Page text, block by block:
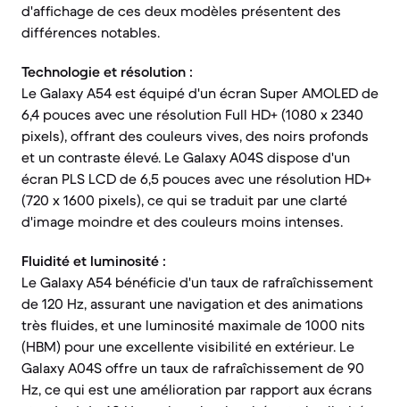
d'affichage de ces deux modèles présentent des
différences notables.
Technologie et résolution :
Le Galaxy A54 est équipé d'un écran Super AMOLED de
6,4 pouces avec une résolution Full HD+ (1080 x 2340
pixels), offrant des couleurs vives, des noirs profonds
et un contraste élevé. Le Galaxy A04S dispose d'un
écran PLS LCD de 6,5 pouces avec une résolution HD+
(720 x 1600 pixels), ce qui se traduit par une clarté
d'image moindre et des couleurs moins intenses.
Fluidité et luminosité :
Le Galaxy A54 bénéficie d'un taux de rafraîchissement
de 120 Hz, assurant une navigation et des animations
très fluides, et une luminosité maximale de 1000 nits
(HBM) pour une excellente visibilité en extérieur. Le
Galaxy A04S offre un taux de rafraîchissement de 90
Hz, ce qui est une amélioration par rapport aux écrans